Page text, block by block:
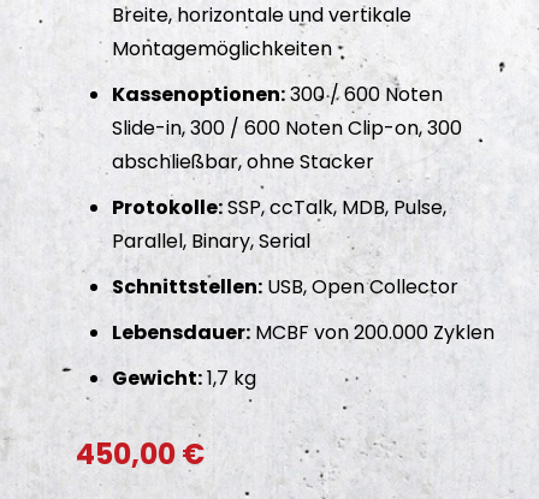
Breite, horizontale und vertikale
Montagemöglichkeiten
Kassenoptionen:300 / 600 Noten
Slide-in, 300 / 600 Noten Clip-on, 300
abschließbar, ohne Stacker
Protokolle:SSP, ccTalk, MDB, Pulse,
Parallel, Binary, Serial
Schnittstellen: USB, Open Collector
Lebensdauer: MCBF von 200.000 Zyklen
Gewicht:1,7 kg
450,00€